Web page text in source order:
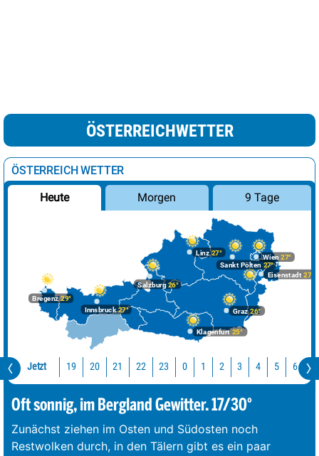
ÖSTERREICHWETTER
ÖSTERREICH WETTER
Heute Morgen 9 Tage
Bregenz29°
Graz26°
Innsbruck27°
Klagenfurt 25°
Linz27°
Salzburg26°
Wien 27°
Eisenstadt 27°
Sankt Pölten 27°
Jetzt 19 20 21 22 23 0 1 2 3 4 5 6 7
Oft sonnig, im Bergland Gewitter. 17/30°
Zunächst ziehen im Osten und Südosten noch
Restwolken durch, in den Tälern gibt es ein paar